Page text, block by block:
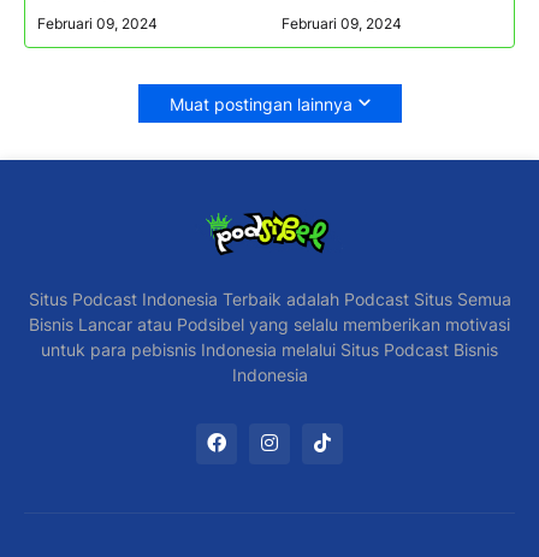
Februari 09, 2024 Februari 09, 2024
Muat postingan lainnya
Situs Podcast Indonesia Terbaik adalah Podcast Situs Semua
Bisnis Lancar atau Podsibel yang selalu memberikan motivasi
untuk para pebisnis Indonesia melalui Situs Podcast Bisnis
Indonesia